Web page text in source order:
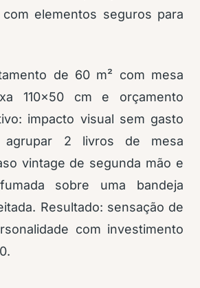
elementos seguros para
de 60 m² com mesa
110×50 cm e orçamento
impacto visual sem gasto
agrupar 2 livros de mesa
vintage de segunda mão e
sobre uma bandeja
Resultado: sensação de
com investimento